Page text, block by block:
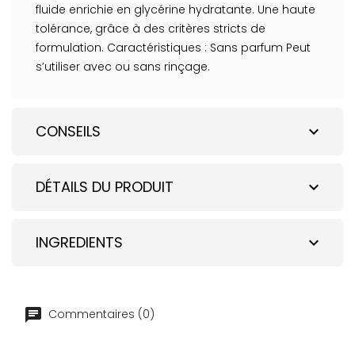
fluide enrichie en glycérine hydratante. Une haute
tolérance, grâce à des critères stricts de
formulation. Caractéristiques : Sans parfum Peut
s’utiliser avec ou sans rinçage.
expand_more
CONSEILS
expand_more
DÉTAILS DU PRODUIT
expand_more
INGREDIENTS
Commentaires (0)